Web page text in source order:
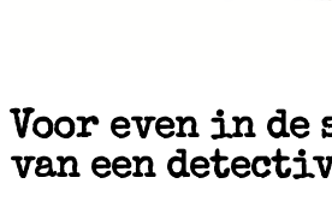
Voor even in de
van een